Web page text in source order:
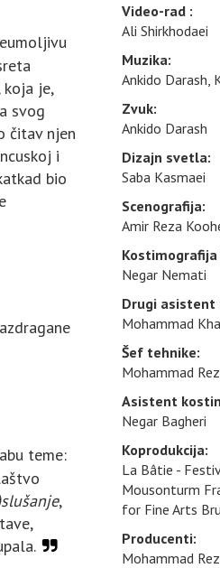
koja je,
svog
čitav njen
i
bio
teme:
,
Video-rad :
Ali Shirkhodaei
Muzika:
Ankido Darash,
Zvuk:
Ankido Darash
Dizajn svetla:
Saba Kasmaei
Scenografija:
Amir Reza
Negar Nemati
Drugi
Mohammad
Šef tehnike:
Mohammad
Asistent
Negar Bagheri
Koprodukcija:
La Bâtie -
Mousonturm
for Fine Arts
Producenti:
Mohammad